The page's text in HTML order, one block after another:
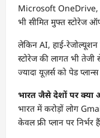
Microsoft
भी सीमित मुफ्त स्टोरेज
लेकिन AI, हाई-रेजोल्यूशन
स्टोरेज की लागत भी
ज्यादा यूज़र्स को पेड
भारत जैसे देशों पर क्या
भारत में करोड़ों लोग
केवल फ्री प्लान पर निर्भर